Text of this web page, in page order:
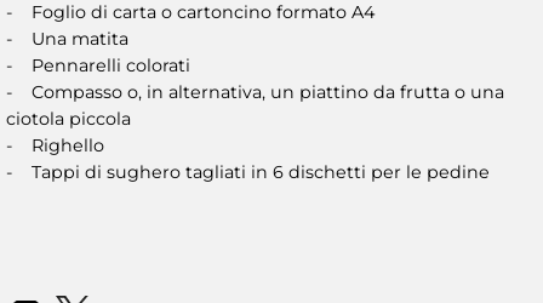
- Foglio di carta o cartoncino formato A4
- Una matita
- Pennarelli colorati
- Compasso o, in alternativa, un piattino da frutta o una
ciotola piccola
- Righello
- Tappi di sughero tagliati in 6 dischetti per le pedine